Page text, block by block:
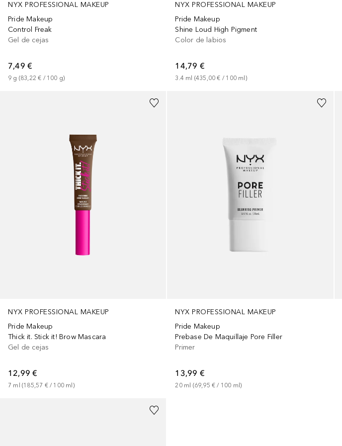
NYX PROFESSIONAL MAKEUP
Pride Makeup
Control Freak
Gel de cejas
7,49 €
9 g (83,22 € / 100 g)
NYX PROFESSIONAL MAKEUP
Pride Makeup
Shine Loud High Pigment
Color de labios
14,79 €
3.4 ml (435,00 € / 100 ml )
NYX PROFESSIONAL MAKEUP
Pride Makeup
Thick it. Stick it! Brow Mascara
Gel de cejas
12,99 €
7 ml (185,57 € / 100 ml )
+2
NYX PROFESSIONAL MAKEUP
Pride Makeup
Prebase De Maquillaje Pore Filler
Primer
13,99 €
20 ml (69,95 € / 100 ml)